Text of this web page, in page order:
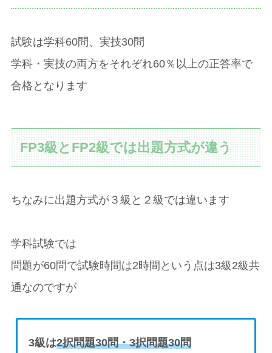
試験は学科60問、実技30問
学科・実技の両方をそれぞれ60％以上の正答率で
合格となります
FP3級とFP2級では出題方式が違う
ちなみに出題方式が３級と２級では違います
学科試験では
問題が60問で試験時間は2時間という点は3級2級共
通なのですが
3級は2択問題30問・3択問題30問